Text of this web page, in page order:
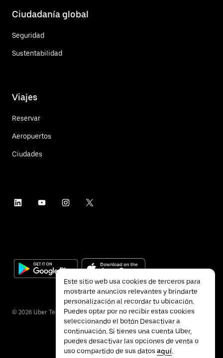
Ciudadanía global
Seguridad
Sustentabilidad
Viajes
Reservar
Aeropuertos
Ciudades
© 2026 Uber Technologies Inc.
Este sitio web usa cookies de terceros para
mostrarte anuncios relevantes y brindarte
personalización al recordar tu ubicación.
Puedes optar por no recibir estas cookies
seleccionando el botón Desactivar a
continuación. Si tienes una cuenta Uber,
puedes desactivar las opciones de venta o
uso compartido de sus datos aquí.